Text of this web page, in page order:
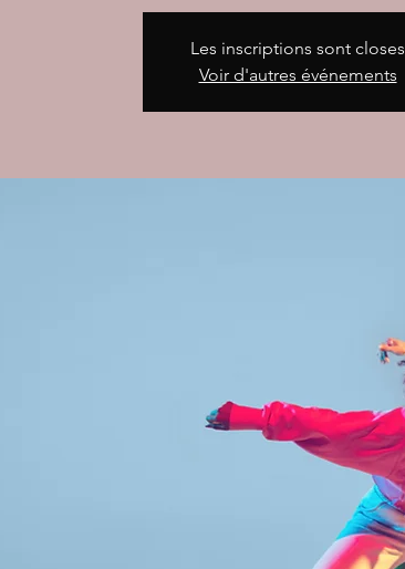
Les inscriptions sont closes
Voir d'autres événements